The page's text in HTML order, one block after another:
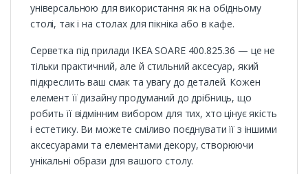
універсальною для використання як на обідньому
столі, так і на столах для пікніка або в кафе.
Серветка під прилади IKEA SOARE 400.825.36 — це не
тільки практичний, але й стильний аксесуар, який
підкреслить ваш смак та увагу до деталей. Кожен
елемент її дизайну продуманий до дрібниць, що
робить її відмінним вибором для тих, хто цінує якість
і естетику. Ви можете сміливо поєднувати її з іншими
аксесуарами та елементами декору, створюючи
унікальні образи для вашого столу.